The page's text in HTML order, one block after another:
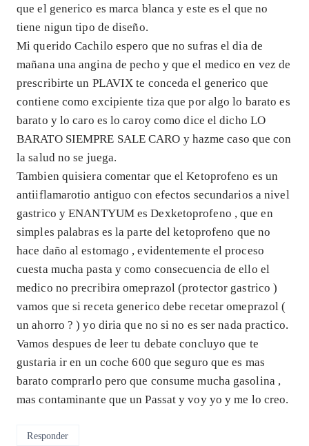
que el generico es marca blanca y este es el que no
tiene nigun tipo de diseño.
Mi querido Cachilo espero que no sufras el dia de
mañana una angina de pecho y que el medico en vez de
prescribirte un PLAVIX te conceda el generico que
contiene como excipiente tiza que por algo lo barato es
barato y lo caro es lo caroy como dice el dicho LO
BARATO SIEMPRE SALE CARO y hazme caso que con
la salud no se juega.
Tambien quisiera comentar que el Ketoprofeno es un
antiiflamarotio antiguo con efectos secundarios a nivel
gastrico y ENANTYUM es Dexketoprofeno , que en
simples palabras es la parte del ketoprofeno que no
hace daño al estomago , evidentemente el proceso
cuesta mucha pasta y como consecuencia de ello el
medico no precribira omeprazol (protector gastrico )
vamos que si receta generico debe recetar omeprazol (
un ahorro ? ) yo diria que no si no es ser nada practico.
Vamos despues de leer tu debate concluyo que te
gustaria ir en un coche 600 que seguro que es mas
barato comprarlo pero que consume mucha gasolina ,
mas contaminante que un Passat y voy yo y me lo creo.
Responder